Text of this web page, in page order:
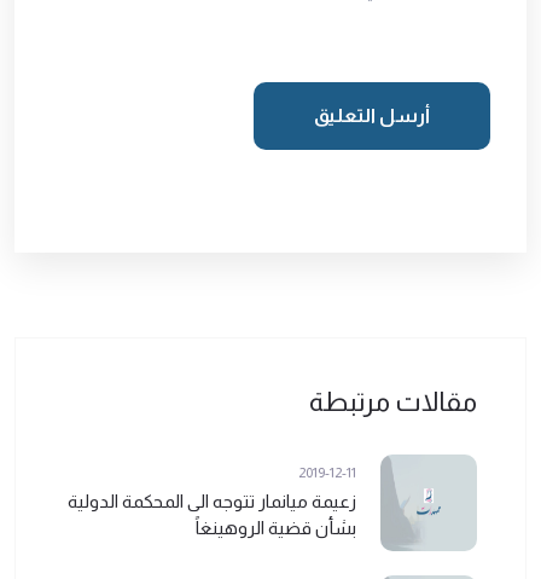
أرسل التعليق
مقالات مرتبطة
2019-12-11
زعيمة ميانمار تتوجه الى المحكمة الدولية
بشأن قضية الروهينغاً